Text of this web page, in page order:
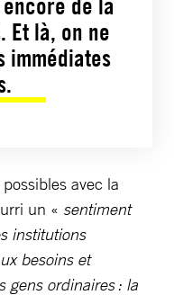
Et là, on ne
immédiates
avec la
un « sentiment
institutions
besoins et
gens ordinaires : la